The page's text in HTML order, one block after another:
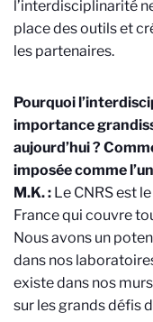
l’interdisciplinarité
place des outils et
les partenaires.
Pourquoi
importance
aujourd’hui ?
imposée comme
M.K. : Le CNRS est
France qui couvre
Nous avons un
dans nos
existe dans nos
sur les grands défis